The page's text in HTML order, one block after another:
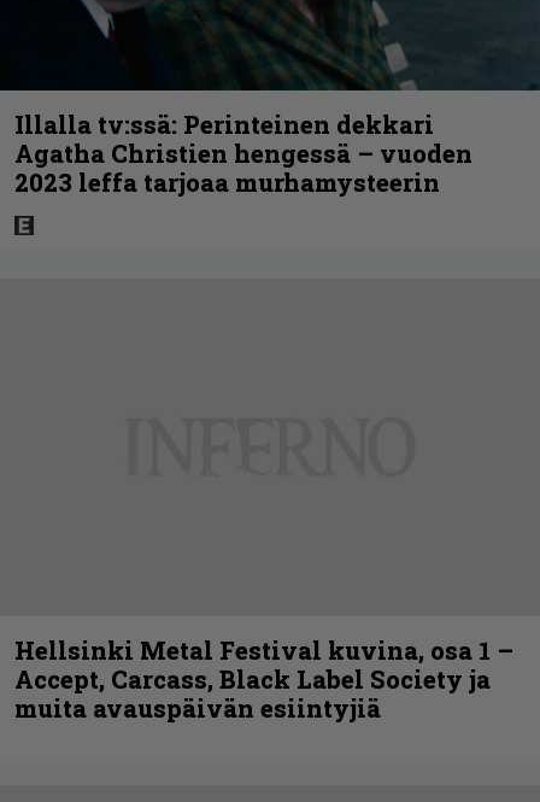
Illalla tv:ssä: Perinteinen dekkari
Agatha Christien hengessä – vuoden
2023 leffa tarjoaa murhamysteerin
Hellsinki Metal Festival kuvina, osa 1 –
Accept, Carcass, Black Label Society ja
muita avauspäivän esiintyjiä